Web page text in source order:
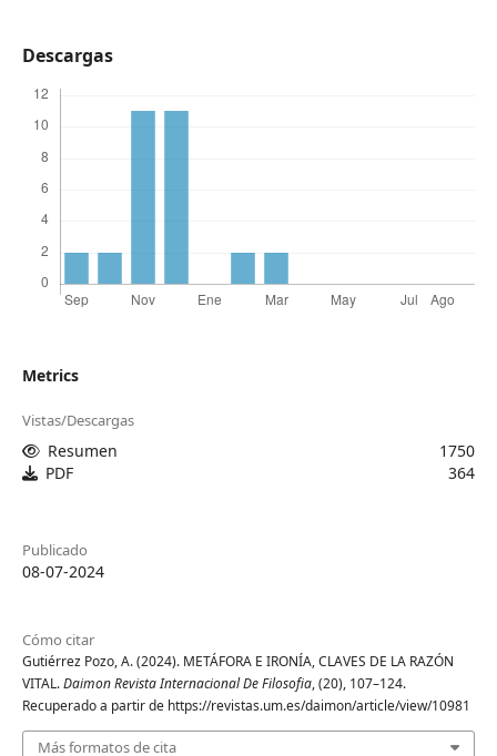
Descargas
Metrics
Vistas/Descargas
Resumen
1750
PDF
364
Publicado
08-07-2024
Cómo citar
Gutiérrez Pozo, A. (2024). METÁFORA E IRONÍA, CLAVES DE LA RAZÓN
VITAL.Daimon Revista Internacional De Filosofia, (20), 107–124.
Recuperado a partir de https://revistas.um.es/daimon/article/view/10981
Más formatos de cita